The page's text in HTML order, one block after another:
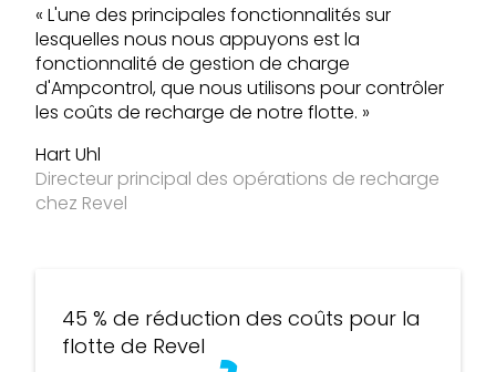
« L'une des principales fonctionnalités sur
lesquelles nous nous appuyons est la
fonctionnalité de gestion de charge
d'Ampcontrol, que nous utilisons pour contrôler
les coûts de recharge de notre flotte. »
Hart Uhl
Directeur principal des opérations de recharge
chez Revel
45 % de réduction des coûts pour la
flotte de Revel